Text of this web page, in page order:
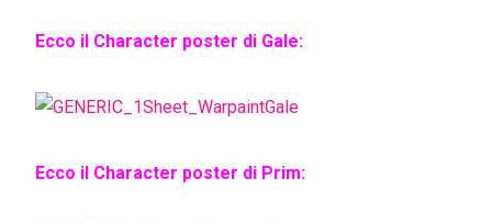
Ecco il Character poster di Gale:
Ecco il Character poster di Prim: